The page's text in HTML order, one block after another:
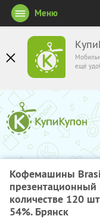
ещё
Меню
Кофемашины
количестве 120
54%. Брянск